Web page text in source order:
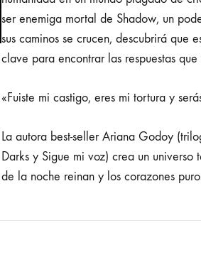
ser enemiga mortal de Shadow, un
sus caminos se crucen, descubrirá que
clave para encontrar las respuestas
«Fuiste mi castigo, eres mi tortura y
La autora best-seller Ariana Godoy
Darks y Sigue mi voz) crea un universo
de la noche reinan y los corazones